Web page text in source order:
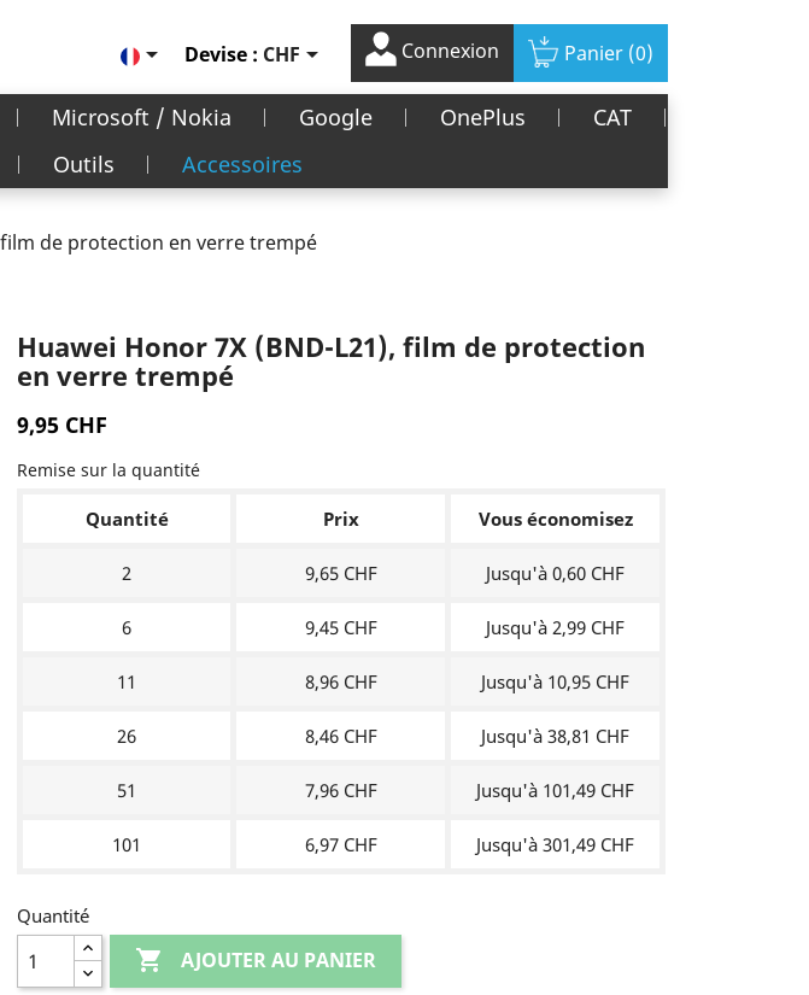
 Devise : CHF Connexion Panier (0)
Microsoft / Nokia Google OnePlus
CAT
Outils Accessoires
de protection en verre trempé
Huawei Honor 7X (BND-L21), film de protection
en verre trempé
9,95 CHF
Remise sur la quantité
Quantité Prix Vous économisez
2 9,65 CHF Jusqu'à 0,60 CHF
6 9,45 CHF Jusqu'à 2,99 CHF
11 8,96 CHF Jusqu'à 10,95 CHF
26 8,46 CHF Jusqu'à 38,81 CHF
51 7,96 CHF Jusqu'à 101,49 CHF
101 6,97 CHF Jusqu'à 301,49 CHF
Quantité
 AJOUTER AU PANIER